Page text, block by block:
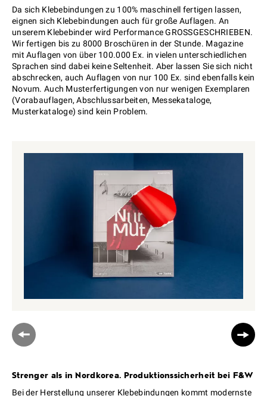
Da sich Klebebindungen zu 100% maschinell fertigen lassen,
eignen sich Klebebindungen auch für große Auflagen. An
unserem Klebebinder wird Performance GROSSGESCHRIEBEN.
Wir fertigen bis zu 8000 Broschüren in der Stunde. Magazine
mit Auflagen von über 100.000 Ex. in vielen unterschiedlichen
Sprachen sind dabei keine Seltenheit. Aber lassen Sie sich nicht
abschrecken, auch Auflagen von nur 100 Ex. sind ebenfalls kein
Novum. Auch Musterfertigungen von nur wenigen Exemplaren
(Vorabauflagen, Abschlussarbeiten, Messekataloge,
Musterkataloge) sind kein Problem.
Strenger als in Nordkorea. Produktionssicherheit bei F&W
Bei der Herstellung unserer Klebebindungen kommt modernste